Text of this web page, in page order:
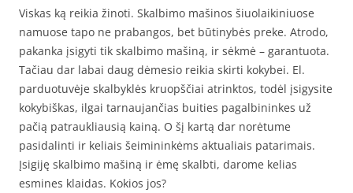
Viskas ką reikia žinoti. Skalbimo mašinos šiuolaikiniuose
namuose tapo ne prabangos, bet būtinybės preke. Atrodo,
pakanka įsigyti tik skalbimo mašiną, ir sėkmė – garantuota.
Tačiau dar labai daug dėmesio reikia skirti kokybei. El.
parduotuvėje skalbyklės kruopščiai atrinktos, todėl įsigysite
kokybiškas, ilgai tarnaujančias buities pagalbininkes už
pačią patraukliausią kainą. O šį kartą dar norėtume
pasidalinti ir keliais šeimininkėms aktualiais patarimais.
Įsigiję skalbimo mašiną ir ėmę skalbti, darome kelias
esmines klaidas. Kokios jos?